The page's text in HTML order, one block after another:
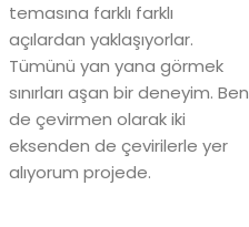
temasına farklı farklı
açılardan yaklaşıyorlar.
Tümünü yan yana görmek
sınırları aşan bir deneyim. Ben
de çevirmen olarak iki
eksenden de çevirilerle yer
alıyorum projede.